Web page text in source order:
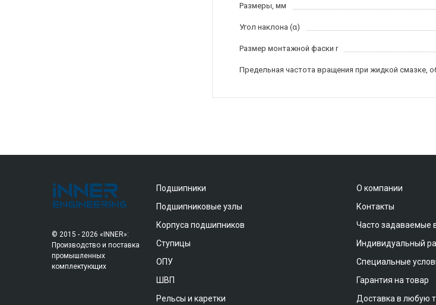
Размеры, мм
Угол наклона (α)
Размер монтажной фаски r
Предельная частота вращения при жидкой смазке,
© 2015 - 2026 «INNER»:
Производство и поставка
промышленных
комплектующих
Подшипники
Подшипниковые узлы
Корпуса подшипников
Ступицы
ОПУ
ШВП
Рельсы и каретки
О компании
Контакты
Часто задаваемые
Индивидуальный
Специальные
Гарантия на товар
Доставка в любую